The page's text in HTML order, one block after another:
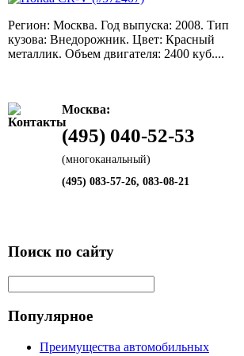
Регион: Москва. Год выпуска: 2008. Тип
кузова: Внедорожник. Цвет: Красный
металлик. Объем двигателя: 2400 куб....
Москва:
(495) 040-52-53
(многоканальный)
(495) 083-57-26, 083-08-21
Поиск по сайту
Популярное
Преимущества автомобильных